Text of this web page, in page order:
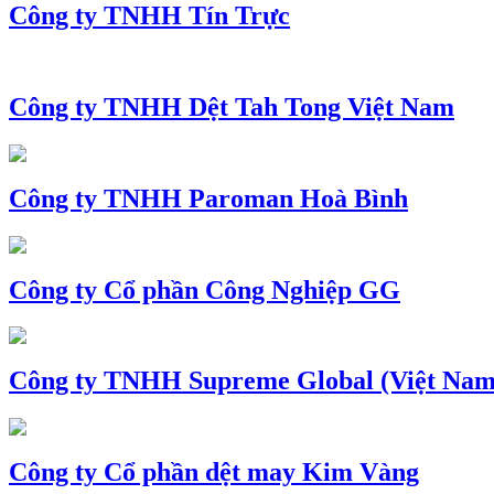
Công ty TNHH Tín Trực
Công ty TNHH Dệt Tah Tong Việt Nam
Công ty TNHH Paroman Hoà Bình
Công ty Cổ phần Công Nghiệp GG
Công ty TNHH Supreme Global (Việt
Công ty Cổ phần dệt may Kim Vàng